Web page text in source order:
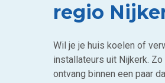
regio
Wil je je huis koelen of
installateurs uit Nijkerk.
ontvang binnen een paar